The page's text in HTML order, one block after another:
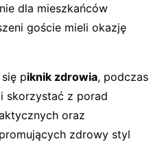
dla mieszkańców
goście mieli okazję
piknik zdrowia, podczas
skorzystać z porad
oraz
zdrowy styl